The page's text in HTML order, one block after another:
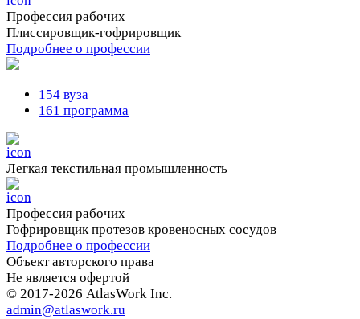
Профессия рабочих
Плиссировщик-гофрировщик
Подробнее о профессии
154 вуза
161 программа
Легкая текстильная промышленность
Профессия рабочих
Гофрировщик протезов кровеносных сосудов
Подробнее о профессии
Объект авторского права
Не является офертой
© 2017-2026 AtlasWork Inc.
admin@atlaswork.ru